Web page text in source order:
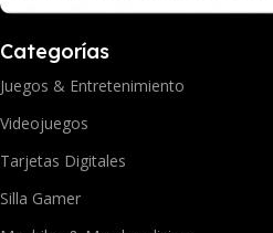
Categorías
Juegos & Entretenimiento
Videojuegos
Tarjetas Digitales
Silla Gamer